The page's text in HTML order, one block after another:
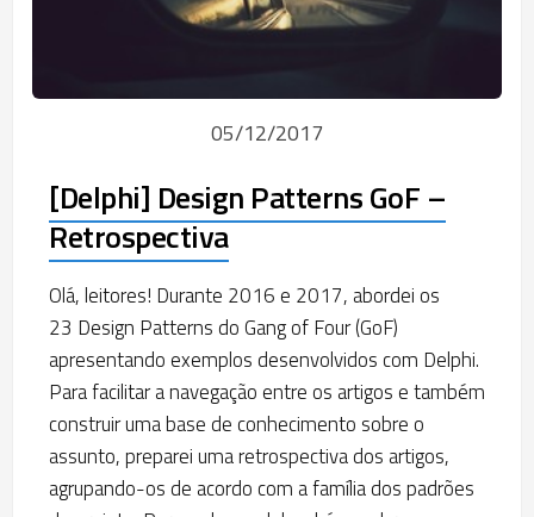
05/12/2017
[Delphi] Design Patterns GoF –
Retrospectiva
Olá, leitores! Durante 2016 e 2017, abordei os
23 Design Patterns do Gang of Four (GoF)
apresentando exemplos desenvolvidos com Delphi.
Para facilitar a navegação entre os artigos e também
construir uma base de conhecimento sobre o
assunto, preparei uma retrospectiva dos artigos,
agrupando-os de acordo com a família dos padrões